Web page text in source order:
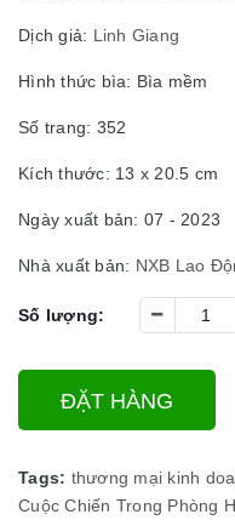
Dịch giả: Linh Giang
Hình thức bìa: Bìa mềm
Số trang: 352
Kích thước: 13 x 20.5 cm
Ngày xuất bản: 07 - 2023
Nhà xuất bản: NXB Lao
Số lượng:
ĐẶT HÀNG
Tags: thương mại kinh
Cuộc Chiến Trong Phòng